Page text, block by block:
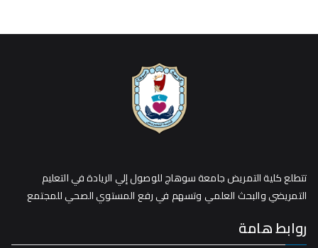
تتطلع كلية التمريض جامعة سوهاج للوصول إلي الريادة في التعليم
التمريضي والبحث العلمي وتسهم في رفع المستوي الصحي للمجتمع
روابط هامة